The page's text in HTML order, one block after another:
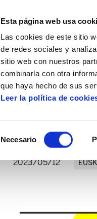
Esta página web usa
Las cookies de este sitio
de redes sociales y
sitio web con nuestros
combinarla con otra
que haya hecho de sus
Leer la política de
Necesario
Respuesta a Eugenio
2023/05/12